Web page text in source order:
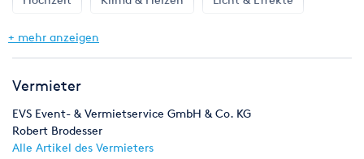
Eventmodulen und Attraktionen. Alle Geräte sind gepflegt und
aus unserem eignen Lager.
Rufen Sie uns jetzt an oder schreiben Sie uns über diese
Möbel Zelte & Zeltsysteme
+ mehr anzeigen
Vermieter
EVS Event- & Vermietservice GmbH & Co. KG
Robert Brodesser
Alle Artikel des Vermieters